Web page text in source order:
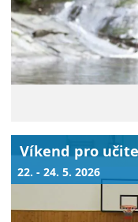
Víkend pro
22. - 24. 5. 2026